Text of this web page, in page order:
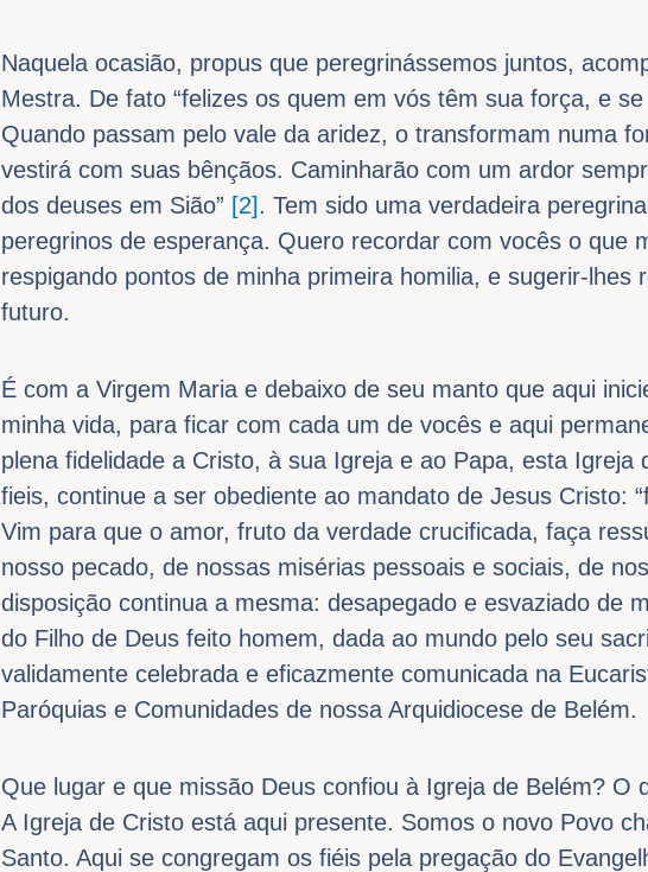
Naquela ocasião, propus que peregrinássemos juntos,
Mestra. De fato “felizes os quem em vós têm sua força, e
Quando passam pelo vale da aridez, o transformam numa
vestirá com suas bênçãos. Caminharão com um ardor
dos deuses em Sião” [2]. Tem sido uma verdadeira
peregrinos de esperança. Quero recordar com vocês o que
respigando pontos de minha primeira homilia, e sugerir-lhes
futuro.
É com a Virgem Maria e debaixo de seu manto que aqui
minha vida, para ficar com cada um de vocês e aqui
plena fidelidade a Cristo, à sua Igreja e ao Papa, esta Igreja
fieis, continue a ser obediente ao mandato de Jesus Cristo:
Vim para que o amor, fruto da verdade crucificada, faça
nosso pecado, de nossas misérias pessoais e sociais, de
disposição continua a mesma: desapegado e esvaziado de
do Filho de Deus feito homem, dada ao mundo pelo seu
validamente celebrada e eficazmente comunicada na
Paróquias e Comunidades de nossa Arquidiocese de Belém.
Que lugar e que missão Deus confiou à Igreja de Belém? O
A Igreja de Cristo está aqui presente. Somos o novo Povo
Santo. Aqui se congregam os fiéis pela pregação do